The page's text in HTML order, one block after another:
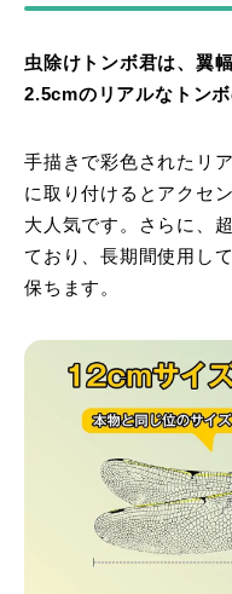
虫除けトンボ君は、翼
2.5cmのリアルなトン
手描きで彩色されたリ
に取り付けるとアクセ
大人気です。さらに、
ており、長期間使用し
保ちます。